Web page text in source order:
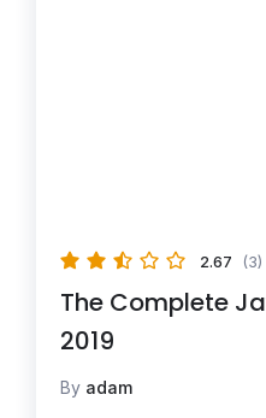
2.67 (3)
The Complete
2019
By adam